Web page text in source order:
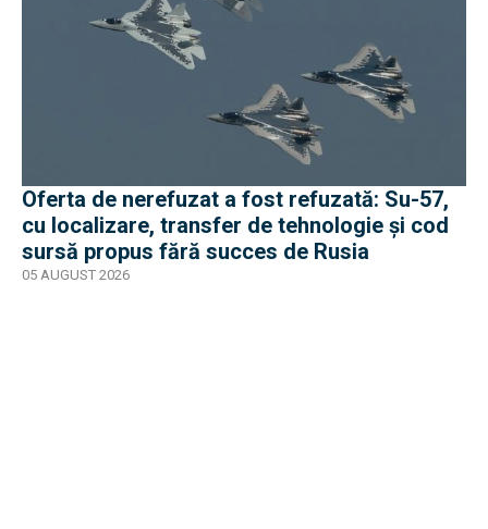
Oferta de nerefuzat a fost refuzată: Su-57,
cu localizare, transfer de tehnologie și cod
sursă propus fără succes de Rusia
05 AUGUST 2026